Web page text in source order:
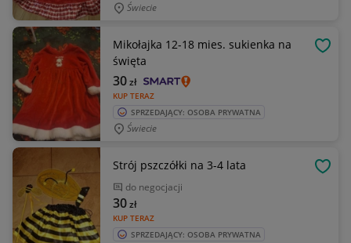
Świecie
Mikołajka 12-18 mies. sukienka na
święta
KUP TERAZ
30zł
SPRZEDAJĄCY: OSOBA PRYWATNA
Świecie
Strój pszczółki na 3-4 lata
do negocjacji
KUP TERAZ
30zł
SPRZEDAJĄCY: OSOBA PRYWATNA